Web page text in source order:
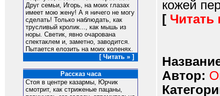
Друг семьи, Игорь, на моих глазах
имеет мою жену! А я ничего не могу
сделать! Только наблюдать, как
трусливый кролик..., как мышь из
норы. Светик, явно очарована
спектаклем и, заметно, заводится.
Пытается елозить на моих коленях.
[ Читать » ]
Рассказ часа
Стоя в центре казармы, Юрчик
смотрит, как стриженые пацаны,
кожей
[ Читать
Автор: